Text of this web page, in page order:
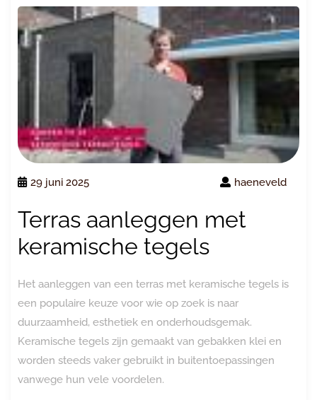
29 juni 2025 haeneveld
Terras aanleggen met
keramische tegels
Het aanleggen van een terras met keramische tegels is
een populaire keuze voor wie op zoek is naar
duurzaamheid, esthetiek en onderhoudsgemak.
Keramische tegels zijn gemaakt van gebakken klei en
worden steeds vaker gebruikt in buitentoepassingen
vanwege hun vele voordelen.